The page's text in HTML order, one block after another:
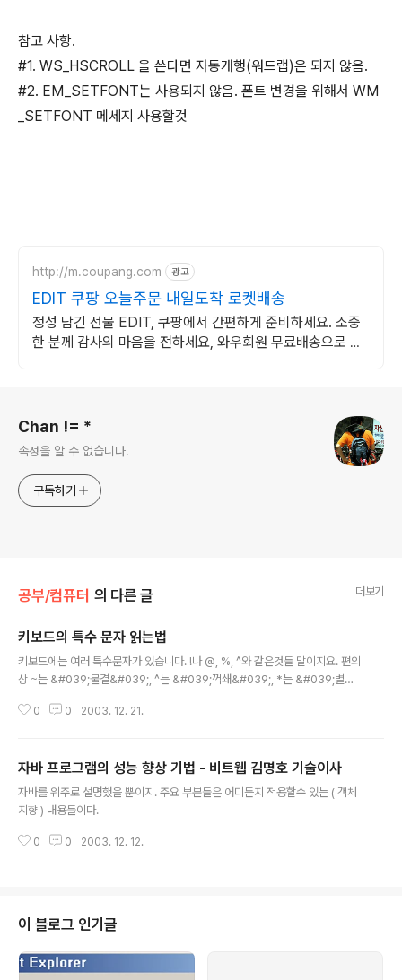
참고 사항.
#1. WS_HSCROLL 을 쓴다면 자동개행(워드랩)은 되지 않음.
#2. EM_SETFONT는 사용되지 않음. 폰트 변경을 위해서 WM
_SETFONT 메세지 사용할것
http://m.coupang.com 광고
EDIT 쿠팡 오늘주문 내일도착 로켓배송
정성 담긴 선물 EDIT, 쿠팡에서 간편하게 준비하세요. 소중
한 분께 감사의 마음을 전하세요, 와우회원 무료배송으로 빠
Chan != *
속성을 알 수 없습니다.
구독하기
공부/컴퓨터 의 다른 글 더보기
키보드의 특수 문자 읽는법
키보드에는 여러 특수문자가 있습니다. !나 @, %, ^와 같은것들 말이지요. 편의
상 ~는 &#039;물결&#039;, ^는 &#039;꺽쇄&#039;, *는 &#039;별표&
! : Exclamation Point (익스클레메이션 포인트) " : Quotation Mark (쿼테
(앰퍼센드) &#039; : Aposterophe (어퍼스트로피) * : Asterisk (아스테
리스크) - : Hyphen (하이픈) . : ..
0 0 2003. 12. 21.
자바 프로그램의 성능 향상 기법 - 비트웹 김명호 기술이사
자바를 위주로 설명했을 뿐이지. 주요 부분들은 어디든지 적용할수 있는 ( 객체
지향 ) 내용들이다.
0 0 2003. 12. 12.
이 블로그 인기글